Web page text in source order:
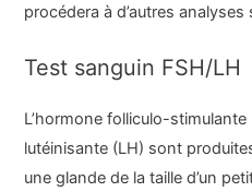
procédera à d’autres analyses
Test sanguin FSH/LH
L’hormone folliculo-stimulante
lutéinisante (LH) sont
une glande de la taille d’un